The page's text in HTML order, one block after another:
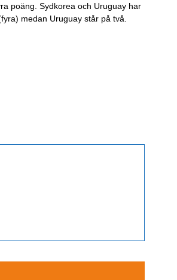
poäng. Sydkorea och Uruguay har
medan Uruguay står på två.